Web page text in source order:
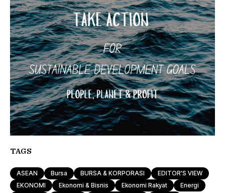
TAGS
ASEAN Bursa BURSA & KORPORASI
EDITOR'S VIEW
EKONOMI
Ekonomi & Bisnis Ekonomi Rakyat
Energi